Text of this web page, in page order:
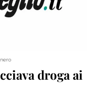
droga ai